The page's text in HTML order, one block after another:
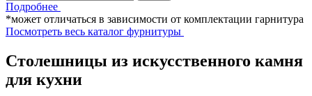
Подробнее
*может отличаться в зависимости от комплектации гарнитура
Посмотреть весь каталог фурнитуры
Столешницы из искусственного камня
для кухни